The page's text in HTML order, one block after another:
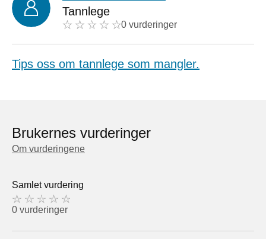
Tannlege
0 vurderinger
Tips oss om tannlege som mangler.
Brukernes vurderinger
Om vurderingene
Samlet vurdering
0 vurderinger